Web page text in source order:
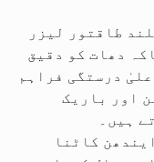
طاقتور لیزر
دھات کو دقیق
درستگی فراہم
اور باریک
ہیں۔
کاٹنا